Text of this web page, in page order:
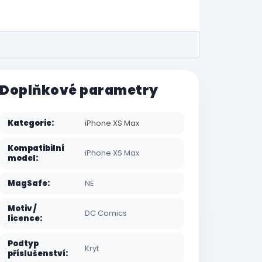
Doplňkové parametry
Kategorie: iPhone XS Max
Kompatibilní
model: iPhone XS Max
MagSafe: NE
Motiv /
licence: DC Comics
Podtyp
příslušenství: Kryt